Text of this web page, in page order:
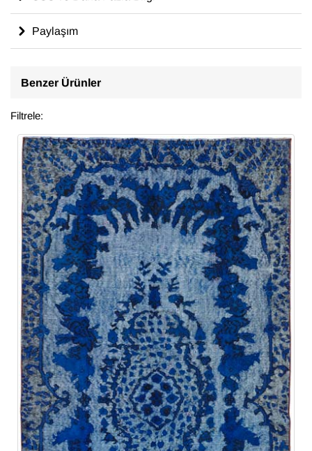
Paylaşım
Benzer Ürünler
Filtrele: